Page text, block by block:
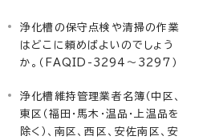
浄化槽の保守点検や清掃の作業
はどこに頼めばよいのでしょう
か。（FAQID-3294～3297）
浄化槽維持管理業者名簿（中区、
東区（福田・馬木・温品・上温品を
除く）、南区、西区、安佐南区、安